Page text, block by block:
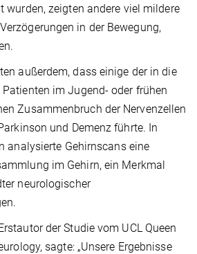
wurden, zeigten andere viel mildere
in der Bewegung,
außerdem, dass einige der in die
im Jugend- oder frühen
Zusammenbruch der Nervenzellen
und Demenz führte. In
analysierte Gehirnscans eine
im Gehirn, ein Merkmal
neurologischer
der Studie vom UCL Queen
sagte: „Unsere Ergebnisse